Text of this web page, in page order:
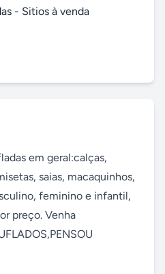
- Sitios à venda
em geral:calças,
saias, macaquinhos,
feminino e infantil,
preço. Venha